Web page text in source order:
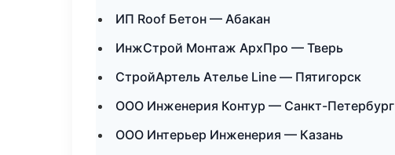
ИП Roof Бетон — Абакан
ИнжСтрой Монтаж АрхПро — Тверь
СтройАртель Ателье Line — Пятигорск
ООО Инженерия Контур — Санкт-Петербург
ООО Интерьер Инженерия — Казань